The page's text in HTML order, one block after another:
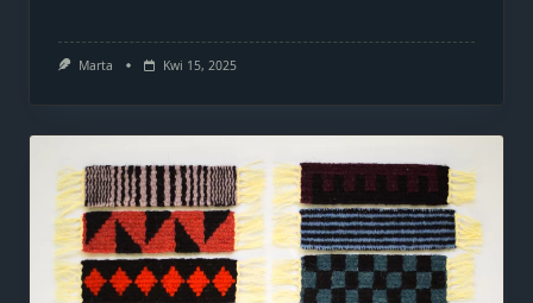
Marta Kwi 15, 2025
strony
na podstawie
używana.
Doświadczenie
Aby nasza